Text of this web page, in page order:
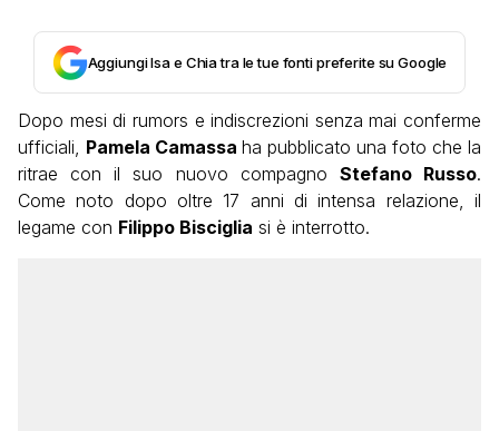
Aggiungi Isa e Chia tra le tue fonti preferite su Google
Dopo mesi di rumors e indiscrezioni senza mai conferme
ufficiali, Pamela Camassa ha pubblicato una foto che la
ritrae con il suo nuovo compagno Stefano Russo.
Come noto dopo oltre 17 anni di intensa relazione, il
legame con Filippo Bisciglia si è interrotto.